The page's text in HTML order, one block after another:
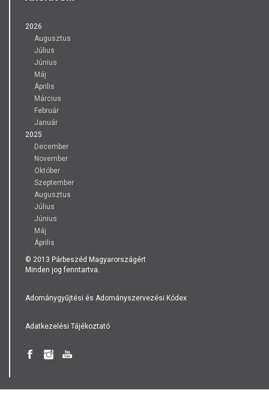
2026
Augusztus
Július
Június
Máj
Április
Március
Február
Január
2025
December
November
Október
Szeptember
Augusztus
Július
Június
Máj
Április
© 2013 Párbeszéd Magyarországért
Minden jog fenntartva.
Adománygyűjtési és Adományszervezési Kódex
Adatkezelési Tájékoztató